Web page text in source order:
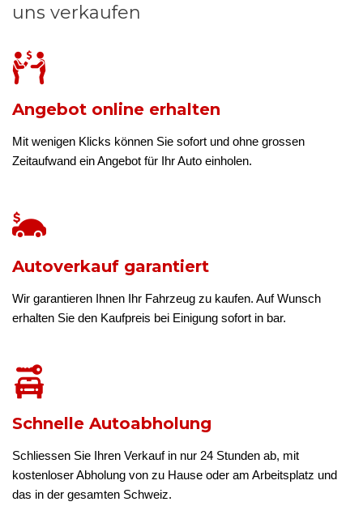
uns verkaufen
Angebot online erhalten
Mit wenigen Klicks können Sie sofort und ohne grossen
Zeitaufwand ein Angebot für Ihr Auto einholen.
Autoverkauf garantiert
Wir garantieren Ihnen Ihr Fahrzeug zu kaufen. Auf Wunsch
erhalten Sie den Kaufpreis bei Einigung sofort in bar.
Schnelle Autoabholung
Schliessen Sie Ihren Verkauf in nur 24 Stunden ab, mit
kostenloser Abholung von zu Hause oder am Arbeitsplatz und
das in der gesamten Schweiz.